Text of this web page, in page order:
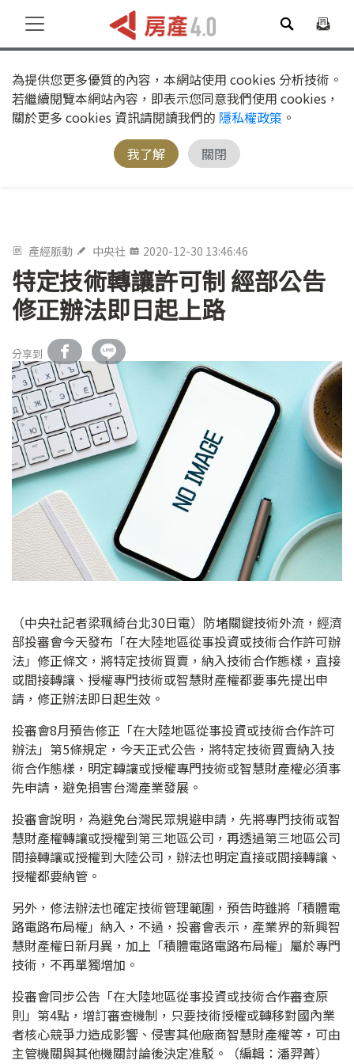
為提供您更多優質的內容，本網站使用 cookies 分析技術。
若繼續閱覽本網站內容，即表示您同意我們使用 cookies，
關於更多 cookies 資訊請閱讀我們的 隱私權政策 。
我了解
關閉
產經脈動 中央社 2020-12-30 13:46:46
特定技術轉讓許可制 經部公告
修正辦法即日起上路
分享到
（中央社記者梁珮綺台北30日電）防堵關鍵技術外流，經濟
部投審會今天發布「在大陸地區從事投資或技術合作許可辦
法」修正條文，將特定技術買賣，納入技術合作態樣，直接
或間接轉讓、授權專門技術或智慧財產權都要事先提出申
請，修正辦法即日起生效。
投審會8月預告修正「在大陸地區從事投資或技術合作許可
辦法」第5條規定，今天正式公告，將特定技術買賣納入技
術合作態樣，明定轉讓或授權專門技術或智慧財產權必須事
先申請，避免損害台灣產業發展。
投審會說明，為避免台灣民眾規避申請，先將專門技術或智
慧財產權轉讓或授權到第三地區公司，再透過第三地區公司
間接轉讓或授權到大陸公司，辦法也明定直接或間接轉讓、
授權都要納管。
另外，修法辦法也確定技術管理範圍，預告時雖將「積體電
路電路布局權」納入，不過，投審會表示，產業界的新興智
慧財產權日新月異，加上「積體電路電路布局權」屬於專門
技術，不再單獨增加。
投審會同步公告「在大陸地區從事投資或技術合作審查原
則」第4點，增訂審查機制，只要技術授權或轉移對國內業
者核心競爭力造成影響、侵害其他廠商智慧財產權等，可由
主管機關與其他機關討論後決定准駁。（編輯：潘羿菁）